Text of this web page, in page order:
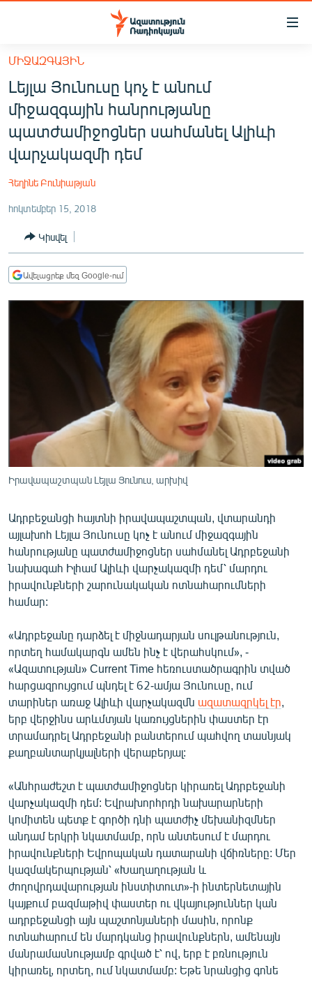
Մատչելիության
հիմնական
բովանդակությանը
Անցնել
հիմնական
մենյուին
Որոնում
ՀԱՅԱՍՏԱՆ
ՔԱՂԱՔԱԿԱՆ
ԸՆՏՐՈՒԹՅՈՒՆՆԵՐ 2026
ՊԱՏԵՐԱԶՄԻ 6 ՇԱԲԱԹՆԵՐԸ
ՏԱՐԱԾԱՇՐՋԱՆ
ՄԻՋԱԶԳԱՅԻՆ
ՄԵԿՆԱԲԱՆՈՒԹՅՈՒՆ
ՏՏ ԵՒ ԻՆՏԵՐՆԵՏ
ԿՈՐՈՆԱՎԻՐՈՒՍ
ԱՐԽԻՎ
ԲԱՆԱՎԵՃ
ՁԳՏԵԼՈՎ ԼԱՎԱԳՈՒՅՆԻՆ
ՓՈԴՔԱՍԹ
Հայերեն
English
Русский
ՀԵՏԵՎԵՔ ՄԵԶ
«Ազատության» բոլոր կայքերը
ՄԻՋԱԶԳԱՅԻՆ
Լեյլա Յունուսը կոչ է անում
միջազգային հանրությանը
պատժամիջոցներ սահմանել Ալիևի
վարչակազմի դեմ
Հեղինե Բունիաթյան
հոկտեմբեր 15, 2018
Կիսվել
Ավելացրեք մեզ Google-ում
Իրավապաշտպան Լեյլա Յունուս, արխիվ
Ադրբեջանցի հայտնի իրավապաշտպան, վտարանդի
այլախոհ Լեյլա Յունուսը կոչ է անում միջազգային
հանրությանը պատժամիջոցներ սահմանել Ադրբեջանի
նախագահ Իլհամ Ալիևի վարչակազմի դեմ՝ մարդու
իրավունքների շարունակական ոտնահարումների
համար:
«Ադրբեջանը դարձել է միջնադարյան սուլթանություն,
որտեղ համակարգն ամեն ինչ է վերահսկում», -
«Ազատության» Current Time հեռուստածրագրին տված
հարցազրույցում պնդել է 62-ամյա Յունուսը, ում
տարիներ առաջ Ալիևի վարչակազմն ազատազրկել էր
երբ վերջինս արևմտյան կառույցներին փաստեր էր
տրամադրել Ադրբեջանի բանտերում պահվող տասնյակ
քաղբանտարկյալների վերաբերյալ:
«Անհրաժեշտ է պատժամիջոցներ կիրառել Ադրբեջանի
վարչակազմի դեմ: Եվրախորհրդի նախարարների
կոմիտեն պետք է գործի դնի պատժիչ մեխանիզմներ
անդամ երկրի նկատմամբ, որն անտեսում է մարդու
իրավունքների Եվրոպական դատարանի վճիռները: Մեր
կազմակերպության՝ «Խաղաղության և
ժողովրդավարության ինստիտուտ»-ի ինտերնետային
կայքում բազմաթիվ փաստեր ու վկայություններ կան
ադրբեջանցի այն պաշտոնյաների մասին, որոնք
ոտնահարում են մարդկանց իրավունքներն, ամենայն
մանրամասնությամբ գրված է՝ ով, երբ է բռնություն
կիրառել, որտեղ, ում նկատմամբ: Եթե նրանցից գոնե